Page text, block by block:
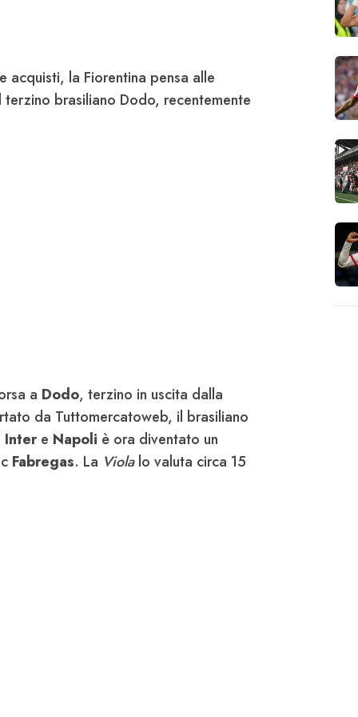
acquisti, la Fiorentina pensa alle
brasiliano Dodo, recentemente
a Dodo, terzino in uscita dalla
da Tuttomercatoweb, il brasiliano
Intere Napoli è ora diventato un
Fabregas. La Violalo valuta circa 15